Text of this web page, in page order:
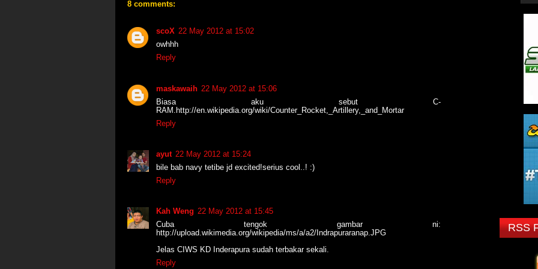
8 comments:
scoX 22 May 2012 at 15:02
owhhh
Reply
maskawaih 22 May 2012 at 15:06
Biasa aku sebut C-
RAM.http://en.wikipedia.org/wiki/Counter_Rocket,_Artillery,_and_Mortar
Reply
ayut 22 May 2012 at 15:24
bile bab navy tetibe jd excited!serius cool..! :)
Reply
Kah Weng 22 May 2012 at 15:45
Cuba tengok gambar ni:
http://upload.wikimedia.org/wikipedia/ms/a/a2/Indrapuraranap.JPG
Jelas CIWS KD Inderapura sudah terbakar sekali.
Reply
RSS